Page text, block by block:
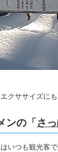
クササイズにも
ンの「 さ
いつも観光客